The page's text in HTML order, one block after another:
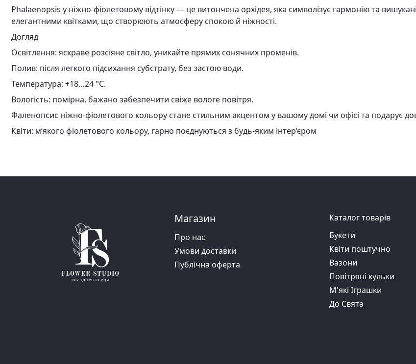
Phalaenopsis у ніжно-фіолетовому відтінку — це витончена орхідея, яка символізує гармонію та
елегантними квітками, що створюють атмосферу спокою й ніжності.
Догляд
Освітлення: яскраве розсіяне світло, уникайте прямих сонячних променів.
Полив: після легкого підсихання субстрату, без застою води.
Температура: +18…24 °C.
Вологість: помірна, бажано забезпечити свіже вологе повітря.
Фаленопсис ніжно-фіолетового кольору стане стильним акцентом у вашому домі чи офісі та подарує
Квіти: м’якого фіолетового кольору, гарно поєднуються з будь-яким інтер’єром
Магазин
Про нас
Умови доставки
Публiчна оферта
Каталог товарів
Букети
Квіти поштучно
Вазони
Повітряні кульки
М'які Іграшки
До Свята